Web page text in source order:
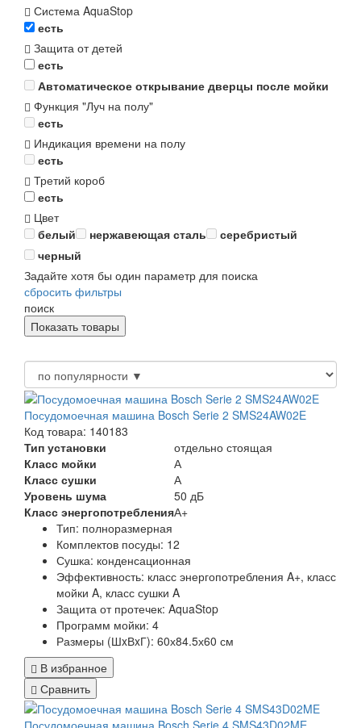
Система AquaStop
есть
Защита от детей
есть
Автоматическое открывание дверцы после мойки
Функция "Луч на полу"
есть
Индикация времени на полу
есть
Третий короб
есть
Цвет
белый
нержавеющая сталь
серебристый
черный
Задайте хотя бы один параметр для поиска
сбросить фильтры
поиск
Посудомоечная машина Bosch Serie 2 SMS24AW02E
Код товара: 140183
Тип установки
отдельно стоящая
Класс мойки
А
Класс сушки
А
Уровень шума
50 дБ
Класс энергопотребленияА+
Тип: полноразмерная
Комплектов посуды: 12
Сушка: конденсационная
Эффективность: класс энергопотребления A+, класс
мойки A, класс сушки A
Защита от протечек: AquaStop
Программ мойки: 4
Размеры (ШxВxГ): 60х84.5х60 см
В избранное
Сравнить
Посудомоечная машина Bosch Serie 4 SMS43D02ME